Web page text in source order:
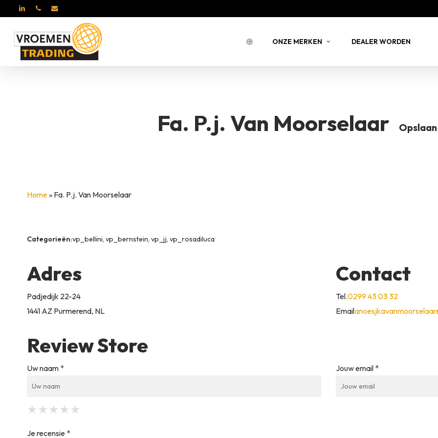
content
LINKEDINPHONEEMAIL
ONZE MERKEN DEALER WORDEN
Fa. P.j. Van Moorselaar
Home» Fa. P.j. Van Moorselaar
Categorieën:vp_bellini, vp_bernstein, vp_jj, vp_rosadiluca
Adres
Padjedijk 22-24
1441 AZ Purmerend, NL
Contact
Tel.0299 43 03 32
Email
Review Store
Uw naam * Jouw email *
★
★ ★
★ ★ ★
★ ★ ★ ★
★ ★ ★ ★ ★
Je recensie *